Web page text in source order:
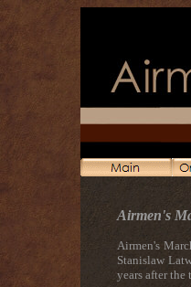
Airmen's
Airmen's
Stanislaw
years after the